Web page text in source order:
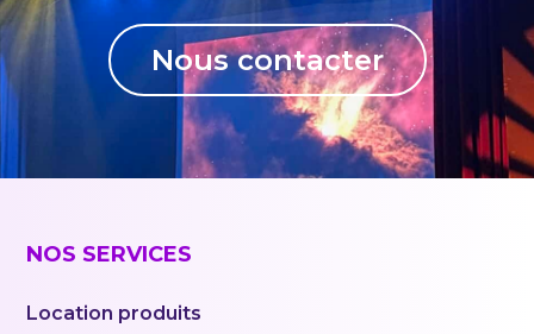
Nous contacter
NOS SERVICES
Location produits